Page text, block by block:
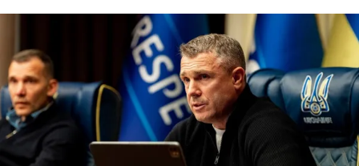
КІБЕРСПОРТ
ЧС-2026
ФУТЗАЛ
ІНШІ